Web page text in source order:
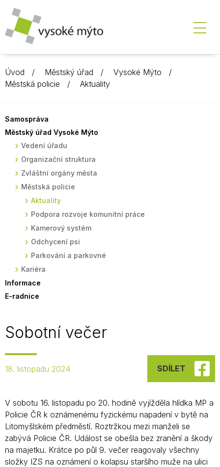
Úvod Městský úřad
Vysoké Mýto
Městská policie
Aktuality
Samospráva
Městský úřad Vysoké Mýto
Vedení úřadu
Organizační struktura
Zvláštní orgány města
Městská policie
Aktuality
Podpora rozvoje komunitní práce
Kamerový systém
Odchycení psi
Parkování a parkovné
Kariéra
Informace
E-radnice
Sobotní večer
18. listopadu 2024 SDÍLET
V sobotu 16. listopadu po 20. hodině vyjížděla hlídka MP a
Policie ČR k oznámenému fyzickému napadení v bytě na
Litomyšlském předměstí. Roztržkou mezi manželi se
zabývá Policie ČR. Událost se obešla bez zranění a škody
na majetku. Krátce po půl 9. večer reagovaly všechny
složky IZS na oznámení o kolapsu staršího muže na ulici